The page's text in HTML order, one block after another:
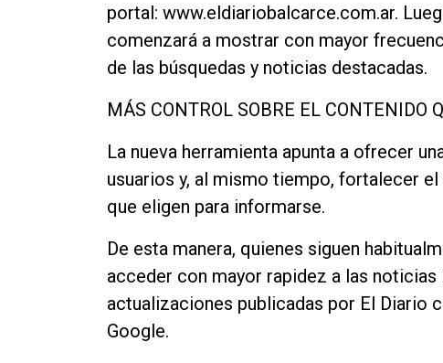
portal: www.eldiariobalcarce.com.ar.
comenzará a mostrar con mayor
de las búsquedas y noticias destacadas.
MÁS CONTROL SOBRE EL CONTENIDO
La nueva herramienta apunta a ofrecer
usuarios y, al mismo tiempo, fortalecer
que eligen para informarse.
De esta manera, quienes siguen
acceder con mayor rapidez a las
actualizaciones publicadas por El Diario
Google.